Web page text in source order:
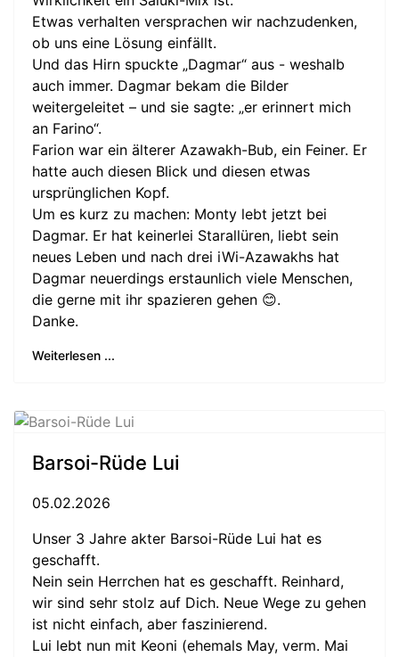
Etwas verhalten versprachen wir nachzudenken,
ob uns eine Lösung einfällt.
Und das Hirn spuckte „Dagmar“ aus - weshalb
auch immer. Dagmar bekam die Bilder
weitergeleitet – und sie sagte: „er erinnert mich
an Farino“.
Farion war ein älterer Azawakh-Bub, ein Feiner. Er
hatte auch diesen Blick und diesen etwas
ursprünglichen Kopf.
Um es kurz zu machen: Monty lebt jetzt bei
Dagmar. Er hat keinerlei Starallüren, liebt sein
neues Leben und nach drei iWi-Azawakhs hat
Dagmar neuerdings erstaunlich viele Menschen,
die gerne mit ihr spazieren gehen 😊.
Danke.
Weiterlesen ...
Barsoi-Rüde Lui
05.02.2026
Unser 3 Jahre akter Barsoi-Rüde Lui hat es
geschafft.
Nein sein Herrchen hat es geschafft. Reinhard,
wir sind sehr stolz auf Dich. Neue Wege zu gehen
ist nicht einfach, aber faszinierend.
Lui lebt nun mit Keoni (ehemals May, verm. Mai